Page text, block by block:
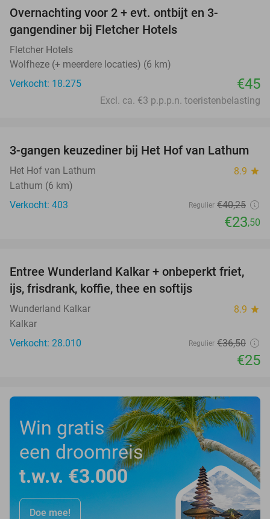
Overnachting voor 2 + evt. ontbijt en 3-
gangendiner bij Fletcher Hotels
Fletcher Hotels
Wolfheze (+ meerdere locaties) (6 km)
Verkocht: 18.275
€45
Excl. ca. €3 p.p.p.n. toeristenbelasting
42%
3-gangen keuzediner bij Het Hof van Lathum
Het Hof van Lathum 8.9 star
Lathum (6 km)
Verkocht: 403
Regulier €40,25
€23,50
32%
Entree Wunderland Kalkar + onbeperkt friet,
ijs, frisdrank, koffie, thee en softijs
Wunderland Kalkar 8.9 star
Kalkar
Verkocht: 28.010
Regulier €36,50
€25
Win gratis
een droomreis
t.w.v. €3.000
Doe mee!